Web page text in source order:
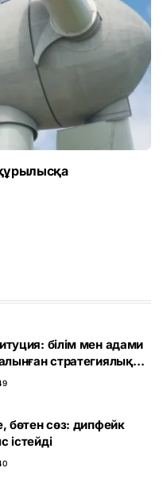
білім мен адами
стратегиялық
бөтен сөз: дипфейк
істейді